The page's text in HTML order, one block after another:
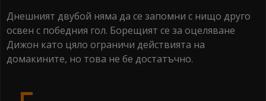
Днешният двубой няма да се запомни с нищо друго
освен с победния гол. Борещият се за оцеляване
Дижон като цяло ограничи действията на
домакините, но това не бе достатъчно.